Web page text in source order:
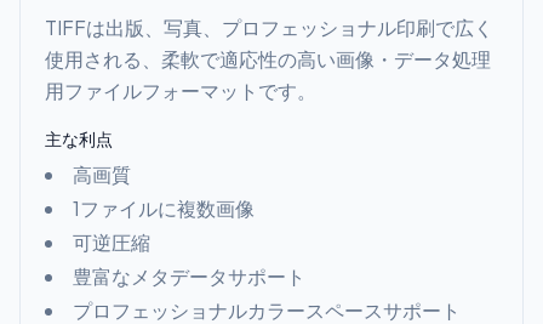
TIFFは出版、写真、プロフェッショナル印刷で広く
使用される、柔軟で適応性の高い画像・データ処理
用ファイルフォーマットです。
主な利点
高画質
1ファイルに複数画像
可逆圧縮
豊富なメタデータサポート
プロフェッショナルカラースペースサポート